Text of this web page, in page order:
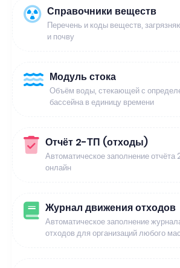
Справочники веществ
Перечень и коды веществ,
и почву
Модуль стока
Объём воды, стекающей с
бассейна в единицу времени
Отчёт 2-ТП (отходы)
Автоматическое заполнение
онлайн
Журнал движения отходов
Автоматическое заполнение
отходов для организаций любого